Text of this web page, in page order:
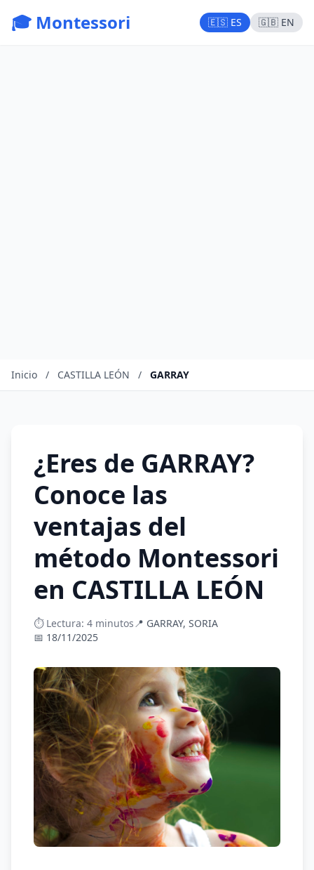
🎓 Montessori 🇪🇸 ES 🇬🇧 EN
Inicio / CASTILLA LEÓN / GARRAY
¿Eres de GARRAY?
Conoce las
ventajas del
método Montessori
en CASTILLA LEÓN
⏱️ Lectura: 4 minutos📍 GARRAY, SORIA
📅 18/11/2025